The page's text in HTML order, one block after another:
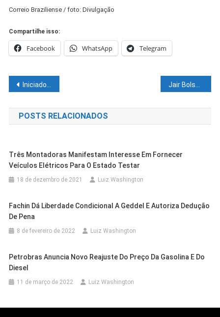
Correio Braziliense / foto: Divulgação
Compartilhe isso:
Facebook WhatsApp Telegram
Navegação
de
Post
Iniciado em Juazeiro projeto”Juaarborizado” Jair Bolsonaro classificou como “coleira” o chamado passaporte da vacina, adotado em outros países.
POSTS RELACIONADOS
Três Montadoras Manifestam Interesse Em Fornecer
Veículos Elétricos Para O Estado Testar
18 de dezembro de 2021 Luiz Washington
Fachin Dá Liberdade Condicional A Geddel E Autoriza Dedução
De Pena
8 de fevereiro de 2022 Luiz Washington
Petrobras Anuncia Novo Reajuste Do Preço Da Gasolina E Do
Diesel
11 de março de 2022 Luiz Washington
Cidades
Programa Farmácia Em Todo Lugar
Prefeitura De Casa Nova Promove
Cidades Petrolina
Sexta Para Curso De Inglês
Cidades Juazeiro